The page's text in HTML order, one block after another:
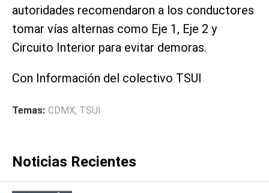
autoridades recomendaron a los conductores
tomar vías alternas como Eje 1, Eje 2 y
Circuito Interior para evitar demoras.
Con Información del colectivo TSUI
Temas: CDMX, TSUI
Noticias Recientes